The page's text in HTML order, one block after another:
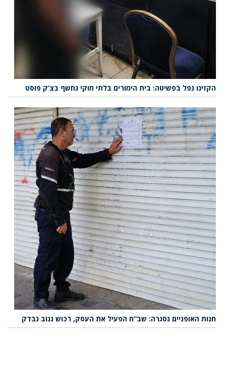
הקזינו נפל בפשיטה: בית הימורים בלתי חוקי נחשף בצ’ק פוסט
חנות האופניים נסגרה: שב”ח הפעיל את העסק, רכוש גנוב נבדק